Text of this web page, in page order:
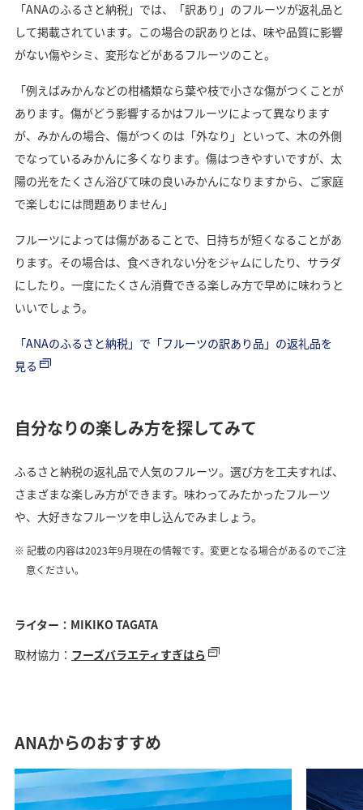
「ANAのふるさと納税」では、「訳あり」のフルーツが返礼品と
して掲載されています。この場合の訳ありとは、味や品質に影響
がない傷やシミ、変形などがあるフルーツのこと。
「例えばみかんなどの柑橘類なら葉や枝で小さな傷がつくことが
あります。傷がどう影響するかはフルーツによって異なります
が、みかんの場合、傷がつくのは「外なり」といって、木の外側
でなっているみかんに多くなります。傷はつきやすいですが、太
陽の光をたくさん浴びて味の良いみかんになりますから、ご家庭
で楽しむには問題ありません」
フルーツによっては傷があることで、日持ちが短くなることがあ
ります。その場合は、食べきれない分をジャムにしたり、サラダ
にしたり。一度にたくさん消費できる楽しみ方で早めに味わうと
いいでしょう。
「ANAのふるさと納税」で「フルーツの訳あり品」の返礼品を
見る
自分なりの楽しみ方を探してみて
ふるさと納税の返礼品で人気のフルーツ。選び方を工夫すれば、
さまざまな楽しみ方ができます。味わってみたかったフルーツ
や、大好きなフルーツを申し込んでみましょう。
記載の内容は2023年9月現在の情報です。変更となる場合があるのでご注
意ください。
ライター：MIKIKO TAGATA
取材協力： フーズバラエティすぎはら
ANAからのおすすめ